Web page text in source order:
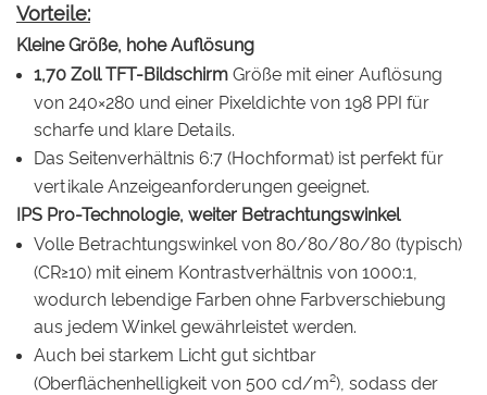
Vorteile:
Kleine Größe, hohe Auflösung
1,70 Zoll TFT-Bildschirm Größe mit einer Auflösung
von 240×280 und einer Pixeldichte von 198 PPI für
scharfe und klare Details.
Das Seitenverhältnis 6:7 (Hochformat) ist perfekt für
vertikale Anzeigeanforderungen geeignet.
IPS Pro-Technologie, weiter Betrachtungswinkel
Volle Betrachtungswinkel von 80/80/80/80 (typisch)
(CR≥10) mit einem Kontrastverhältnis von 1000:1,
wodurch lebendige Farben ohne Farbverschiebung
aus jedem Winkel gewährleistet werden.
Auch bei starkem Licht gut sichtbar
(Oberflächenhelligkeit von 500 cd/m²), sodass der